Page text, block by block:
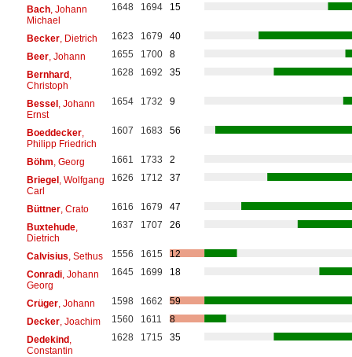
Bach, Johann
Michael
1648 1694 15
Becker, Dietrich 1623 1679
40
Beer, Johann 1655 1700
8
Bernhard,
Christoph
1628 1692 35
Bessel, Johann
Ernst
1654 1732 9
Boeddecker,
Philipp Friedrich
1607 1683 56
Böhm , Georg 1661 1733
2
Briegel, Wolfgang
Carl
1626 1712 37
Büttner, Crato 1616 1679
47
Buxtehude,
Dietrich
1637 1707 26
Calvisius , Sethus 1556 1615
12
Conradi, Johann
Georg
1645 1699 18
Crüger, Johann 1598 1662
59
Decker, Joachim 1560 1611
8
Dedekind,
Constantin
1628 1715 35